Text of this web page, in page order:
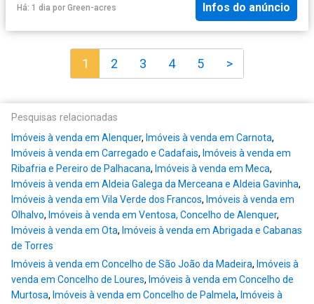
Há: 1 dia por Green-acres Infos do anúncio
1 2 3 4 5 >
Pesquisas relacionadas
Imóveis à venda em Alenquer, Imóveis à venda em Carnota,
Imóveis à venda em Carregado e Cadafais, Imóveis à venda em
Ribafria e Pereiro de Palhacana, Imóveis à venda em Meca,
Imóveis à venda em Aldeia Galega da Merceana e Aldeia Gavinha,
Imóveis à venda em Vila Verde dos Francos, Imóveis à venda em
Olhalvo, Imóveis à venda em Ventosa, Concelho de Alenquer,
Imóveis à venda em Ota, Imóveis à venda em Abrigada e Cabanas
de Torres
Imóveis à venda em Concelho de São João da Madeira, Imóveis à
venda em Concelho de Loures, Imóveis à venda em Concelho de
Murtosa, Imóveis à venda em Concelho de Palmela, Imóveis à